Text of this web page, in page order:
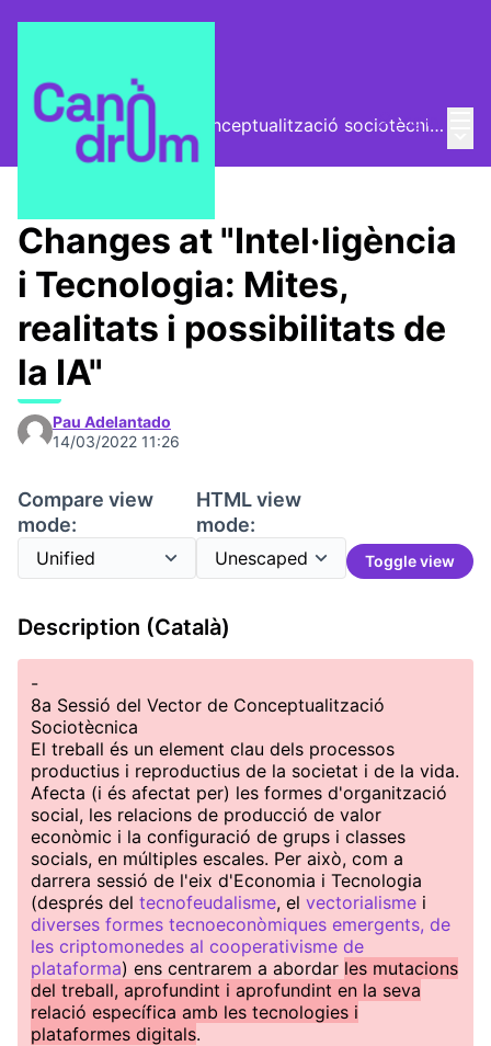
Log inEl Vector (vector de conceptualització sociotècnica)
Trobades
Changes at "Intel·ligència
i Tecnologia: Mites,
realitats i possibilitats de
la IA"
Pau Adelantado
14/03/2022 11:26
Compare view
mode:
HTML view
mode:
Toggle view
Description (Català)
-
8a Sessió del Vector de Conceptualització
Sociotècnica
El treball és un element clau dels processos
productius i reproductius de la societat i de la vida.
Afecta (i és afectat per) les formes d'organització
social, les relacions de producció de valor
econòmic i la configuració de grups i classes
socials, en múltiples escales. Per això, com a
darrera sessió de l'eix d'Economia i Tecnologia
(després del tecnofeudalisme, el vectorialisme i
diverses formes tecnoeconòmiques emergents, de
les criptomonedes al cooperativisme de
plataforma) ens centrarem a abordar les mutacions
del treball, aprofundint i aprofundint en la seva
relació específica amb les tecnologies i
plataformes digitals.